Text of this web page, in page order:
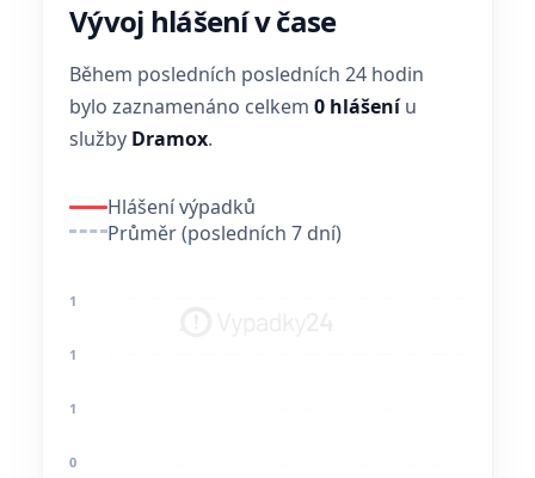
Vývoj hlášení v čase
Během posledních posledních 24 hodin
bylo zaznamenáno celkem 0 hlášeníu
služby Dramox.
Hlášení výpadků
Průměr (posledních 7 dní)
1
1
1
0